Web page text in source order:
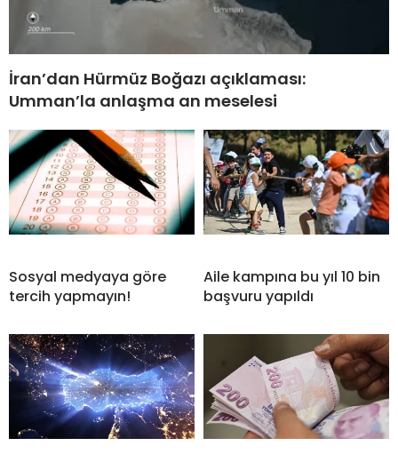
İran’dan Hürmüz Boğazı açıklaması:
Umman’la anlaşma an meselesi
Sosyal medyaya göre
tercih yapmayın!
Aile kampına bu yıl 10 bin
başvuru yapıldı